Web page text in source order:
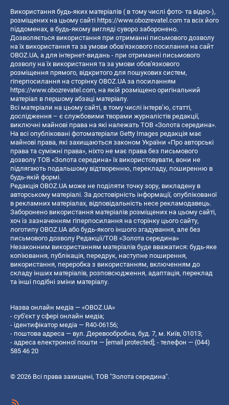
Використання будь-яких матеріалів ( в тому числі фото- та відео-),
розміщених на цьому сайті https://www.obozrevatel.com та всіх його
піддоменах, в будь-якому вигляді суворо заборонено.
Дозволяється використання при отриманні письмового дозволу
на їх використання та за умови обов'язкового посилання на сайт
OBOZ.UA, а для інтернет-видань - при отриманні письмового
дозволу на їх використання та за умови обов'язкового
розміщення прямого, відкритого для пошукових систем,
гіперпосилання на сторінку OBOZ.UA за посиланням
https://www.obozrevatel.com, на якій розміщено оригінальний
матеріал в першому абзаці матеріалу.
Всі матеріали на цьому сайті, в тому числі інтерв’ю, статті,
дослідження – є службовими творами журналістів редакції,
виключні майнові права на які належать ТОВ «Золота середина».
На всі опубліковані фотоматеріали Getty Images редакція має
майнові права, які захищаються законом України «Про авторські
права та суміжні права», ніхто не має права без письмового
дозволу ТОВ «Золота середина» їх використовувати, вони не
підлягають подальшому відтворенню, перекладу, поширенню в
будь-якій формі.
Редакція OBOZ.UA може не поділяти точку зору, викладену в
авторському матеріалі. За достовірність інформації, опублікованої
в рекламних матеріалах, відповідальність несе рекламодавець.
Заборонено використання матеріалів розміщених на цьому сайті,
хоч із зазначенням гіперпосилання на сторінку цього сайту,
логотипу OBOZ.UA або будь-якого іншого згадування, але без
письмового дозволу Редакції/ТОВ «Золота середина»
Незаконним використанням матеріалів буде вважатися: будь-яке
копiювання, публiкацiя, передрук, наступне поширення,
використання, переробка з використанням, включенням до
складу інших матеріалів, розповсюдження, адаптація, переклад
та інші подібні зміни матеріалу.
Назва онлайн медіа — «OBOZ.UA»
- суб'єкт у сфері онлайн медіа;
- ідентифікатор медіа — R40-06156;
- поштова адреса — вул. Деревообробна, буд. 7, м. Київ, 01013;
- адреса електронної пошти — [email protected]; - телефон — (044)
585 46 20
© 2026 Всі права захищені, ТОВ "Золота середина".